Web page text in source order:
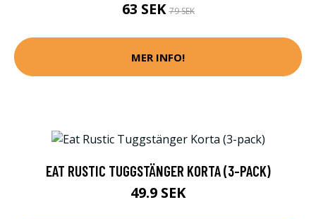
63 SEK79 SEK
MER INFO!
EAT RUSTIC TUGGSTÄNGER KORTA (3-PACK)
49.9 SEK